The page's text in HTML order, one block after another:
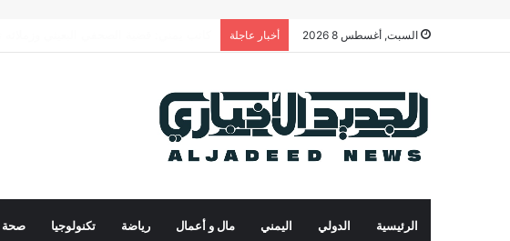
السبت, أغسطس 8 2026 أخبار عاجلة
الرئيسية الدولي اليمني مال و أعمال رياضة تكنولوجيا صحة